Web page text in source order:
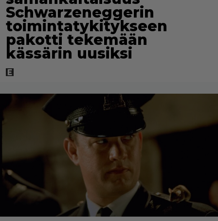
Schwarzeneggerin
toimintatykitykseen
pakotti tekemään
kässärin uusiksi